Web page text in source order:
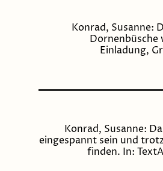
Konrad, Susanne:
Dornenbüsche
Einladung,
Konrad, Susanne:
eingespannt sein und
finden. In: